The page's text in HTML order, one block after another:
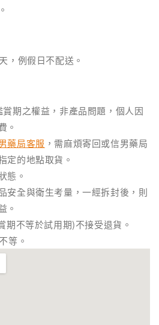
，例假日不配送。
期之權益，非產品問題，個人因
。
藥局客服 ，需麻煩寄回或信男藥局
定的地點取貨。
態。
安全與衛生考量，一經拆封後，則
。
期不等於試用期)不接受退貨。
等。